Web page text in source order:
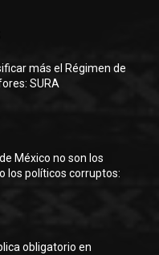
más el Régimen de
SURA
México no son los
los políticos corruptos:
obligatorio en